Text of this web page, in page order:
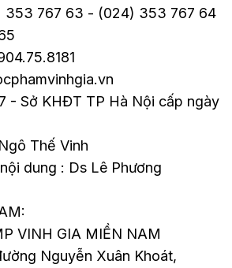
353 767 63 - (024) 353 767 64
- Sở KHĐT TP Hà Nội cấp ngày
Thế Vinh
dung : Ds Lê Phương
VINH GIA MIỀN NAM
Nguyễn Xuân Khoát,